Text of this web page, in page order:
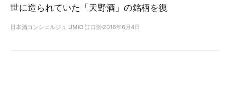
世に造られていた「天野酒」の銘柄を復
日本酒コンシェルジュ UMIO 江口崇 2016年6月4日